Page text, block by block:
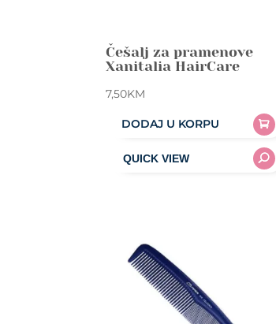
Češalj za pramenove
Xanitalia HairCare
7,50KM
DODAJ U KORPU